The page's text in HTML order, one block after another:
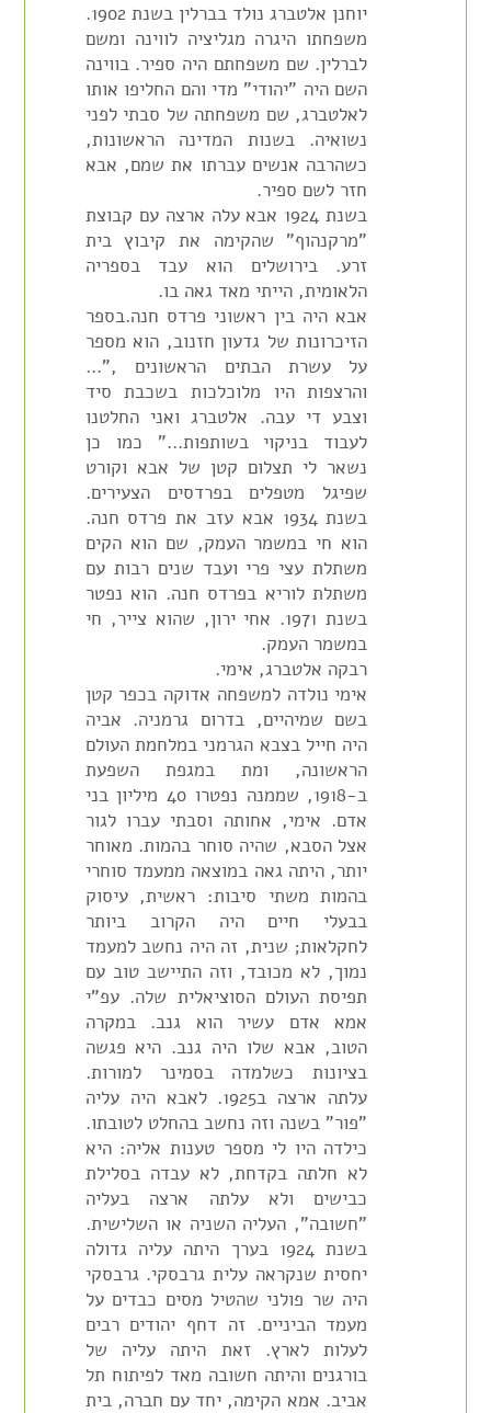
יוחנן אלטברג נולד בברלין בשנת 1902.
משפחתו היגרה מגליציה לווינה ומשם
לברלין. שם משפחתם היה ספיר. בווינה
השם היה "יהודי" מדי והם החליפו אותו
לאלטברג, שם משפחתה של סבתי לפני
נשואיה. בשנות המדינה הראשונות,
כשהרבה אנשים עברתו את שמם, אבא
חזר לשם ספיר.
בשנת 1924 אבא עלה ארצה עם קבוצת
"מרקנהוף" שהקימה את קיבוץ בית
זרע. בירושלים הוא עבד בספריה
הלאומית, הייתי מאד גאה בו.
אבא היה בין ראשוני פרדס חנה.בספר
הזיכרונות של גדעון חזנוב, הוא מספר
על עשרת הבתים הראשונים ,"…
והרצפות היו מלוכלכות בשכבת סיד
וצבע די עבה. אלטברג ואני החלטנו
לעבוד בניקוי בשותפות…" כמו כן
נשאר לי תצלום קטן של אבא וקורט
שפיגל מטפלים בפרדסים הצעירים.
בשנת 1934 אבא עזב את פרדס חנה.
הוא חי במשמר העמק, שם הוא הקים
משתלת עצי פרי ועבד שנים רבות עם
משתלת לוריא בפרדס חנה. הוא נפטר
בשנת 1971. אחי ירון, שהוא צייר, חי
במשמר העמק.
רבקה אלטברג, אימי.
אימי נולדה למשפחה אדוקה בכפר קטן
בשם שמיהיים, בדרום גרמניה. אביה
היה חייל בצבא הגרמני במלחמת העולם
הראשונה, ומת במגפת השפעת
ב-1918, שממנה נפטרו 40 מיליון בני
אדם. אימי, אחותה וסבתי עברו לגור
אצל הסבא, שהיה סוחר בהמות. מאוחר
יותר, היתה גאה במוצאה ממעמד סוחרי
בהמות משתי סיבות: ראשית, עיסוק
בבעלי חיים היה הקרוב ביותר
לחקלאות; שנית, זה היה נחשב למעמד
נמוך, לא מכובד, וזה התיישב טוב עם
תפיסת העולם הסוציאלית שלה. עפ"י
אמא אדם עשיר הוא גנב. במקרה
הטוב, אבא שלו היה גנב. היא פגשה
בציונות כשלמדה בסמינר למורות.
עלתה ארצה ב1925. לאבא היה עליה
"פור" בשנה וזה נחשב בהחלט לטובתו.
כילדה היו לי מספר טענות אליה: היא
לא חלתה בקדחת, לא עבדה בסלילת
כבישים ולא עלתה ארצה בעליה
"חשובה", העליה השניה או השלישית.
בשנת 1924 בערך היתה עליה גדולה
יחסית שנקראה עלית גרבסקי. גרבסקי
היה שר פולני שהטיל מסים כבדים על
מעמד הביניים. זה דחף יהודים רבים
לעלות לארץ. זאת היתה עליה של
בורגנים והיתה חשובה מאד לפיתוח תל
אביב. אמא הקימה, יחד עם חברה, בית